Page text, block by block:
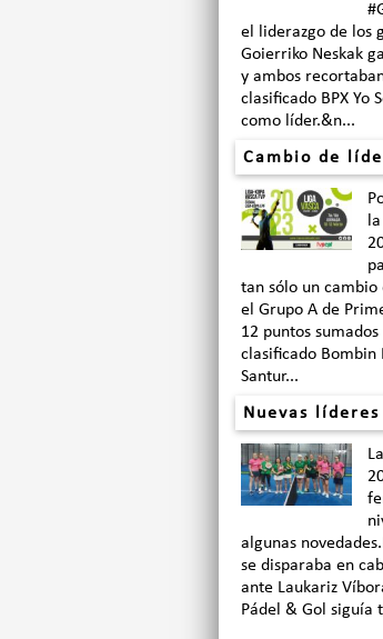
el liderazgo de los
Goierriko Neskak
y ambos
clasificado BPX Yo
como líder.&n...
Cambio de
tan sólo un
el Grupo A de
12 puntos
clasificado Bombin
Santur...
Nuevas
algunas
se disparaba en
ante Laukariz
Pádel & Gol siguía